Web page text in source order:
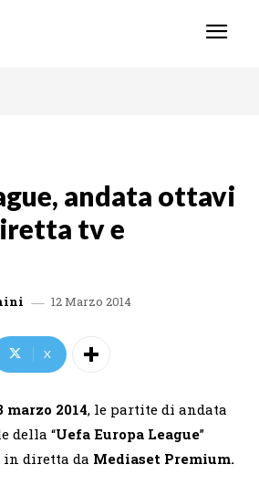
andata ottavi
tv e
12 Marzo 2014
X
marzo 2014, le partite di andata
della “Uefa Europa League”
in diretta da Mediaset Premium.